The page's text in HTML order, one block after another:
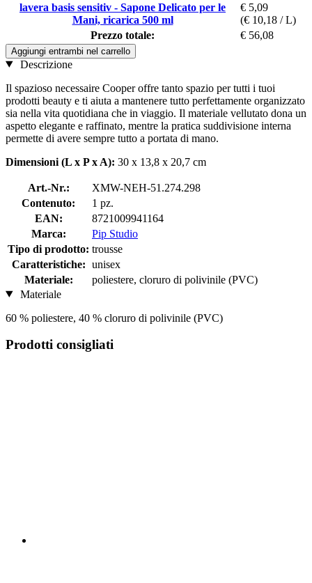
lavera basis sensitiv - Sapone Delicato per le
Mani, ricarica 500 ml
€ 5,09
(€ 10,18 / L)
Prezzo totale:
€ 56,08
Aggiungi entrambi nel carrello
Descrizione
Il spazioso necessaire Cooper offre tanto spazio per tutti i tuoi
prodotti beauty e ti aiuta a mantenere tutto perfettamente organizzato
sia nella vita quotidiana che in viaggio. Il materiale vellutato dona un
aspetto elegante e raffinato, mentre la pratica suddivisione interna
permette di avere sempre tutto a portata di mano.
Dimensioni (L x P x A): 30 x 13,8 x 20,7 cm
Art.-Nr.:
XMW-NEH-51.274.298
Contenuto:
1 pz.
EAN:
8721009941164
Marca:
Pip Studio
Tipo di prodotto: trousse
Caratteristiche: unisex
Materiale:
poliestere, cloruro di polivinile (PVC)
Materiale
60 % poliestere, 40 % cloruro di polivinile (PVC)
Prodotti consigliati